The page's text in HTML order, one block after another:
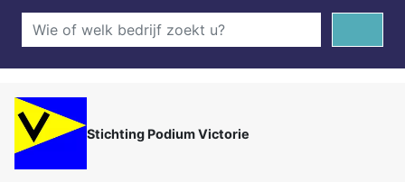
Stichting Podium Victorie